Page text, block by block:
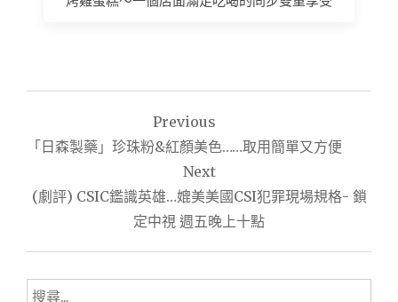
章
覽
Previous
「日森製藥」珍珠粉&紅顏美色……取用簡單又方便
Next
(劇評) CSIC鑑識英雄…媲美美國CSI犯罪現場規格- 鎖
定中視 週五晚上十點
搜